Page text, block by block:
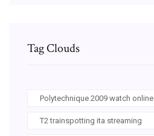
Tag Clouds
Polytechnique 2009 watch online
T2 trainspotting ita streaming